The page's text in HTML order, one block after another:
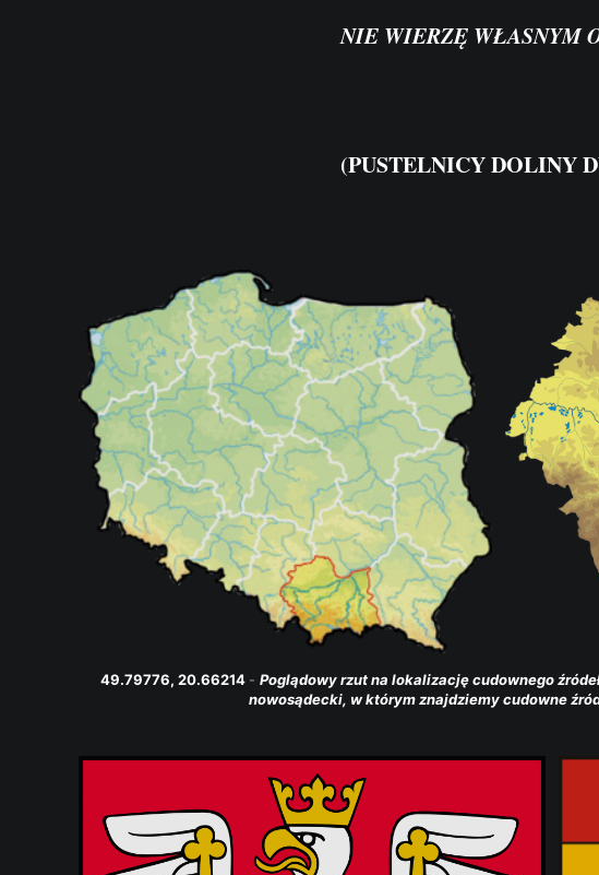
NIE WIERZĘ WŁASNYM
(PUSTELNICY
49.79776, 20.66214 - Poglądowy rzut na lokalizację cudownego
nowosądecki, w którym znajdziemy cudowne